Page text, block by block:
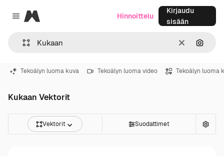
Close menu
Magnific
SelkeäHae
Hinnoittelu
Kirjaudu
sisään
Tekoälyn luoma kuva Tekoälyn luoma video Tekoälyn luoma
Kukaan Vektorit
Vektorit Suodattimet